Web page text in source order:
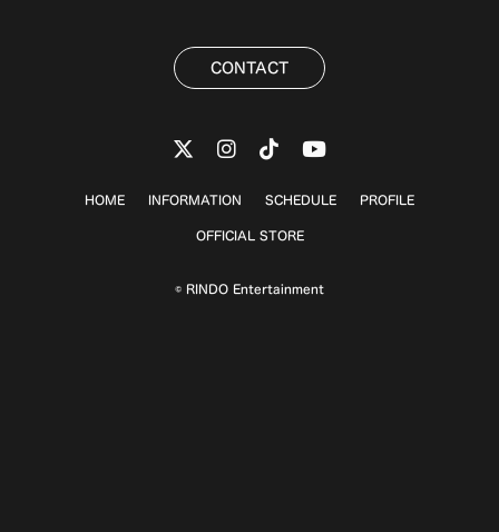
CONTACT
HOME INFORMATION SCHEDULE PROFILE
OFFICIAL STORE
© RINDO Entertainment